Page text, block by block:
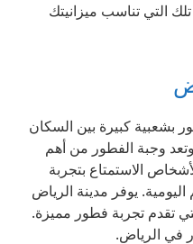
التي تناسب ميزانيتك
بشعبية كبيرة بين السكان
وجبة الفطور من أهم
الاستمتاع بتجربة
يوفر مدينة الرياض
تقدم تجربة فطور مميزة.
في الرياض.